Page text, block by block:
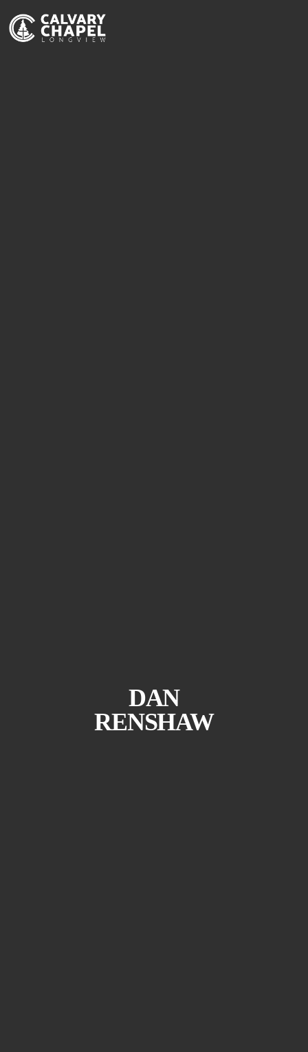
DAN
RENSHAW